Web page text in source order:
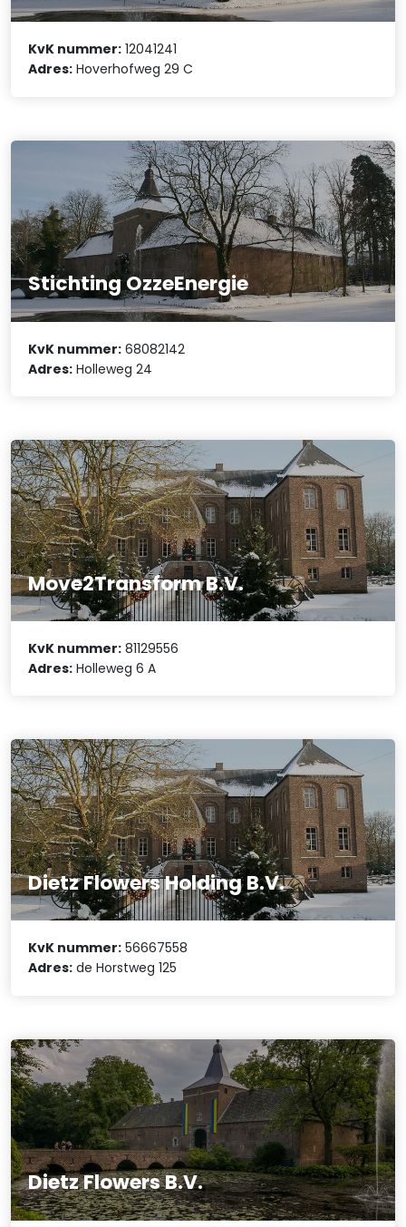
KvK nummer: 12041241
Adres: Hoverhofweg 29 C
Stichting OzzeEnergie
KvK nummer: 68082142
Adres: Holleweg 24
Move2Transform B.V.
KvK nummer: 81129556
Adres: Holleweg 6 A
Dietz Flowers Holding B.V.
KvK nummer: 56667558
Adres: de Horstweg 125
Dietz Flowers B.V.